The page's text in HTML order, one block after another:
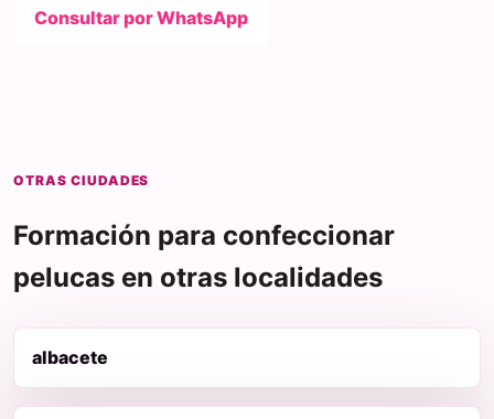
Consultar por WhatsApp
OTRAS CIUDADES
Formación para confeccionar
pelucas en otras localidades
albacete